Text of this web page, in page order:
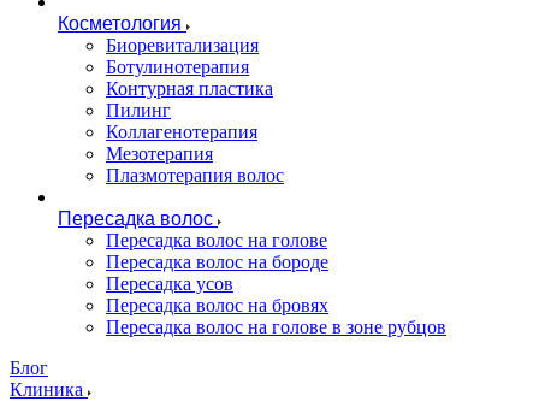
Косметология
Биоревитализация
Ботулинотерапия
Контурная пластика
Пилинг
Коллагенотерапия
Мезотерапия
Плазмотерапия волос
Пересадка волос
Пересадка волос на голове
Пересадка волос на бороде
Пересадка усов
Пересадка волос на бровях
Пересадка волос на голове в зоне рубцов
Блог
Клиника